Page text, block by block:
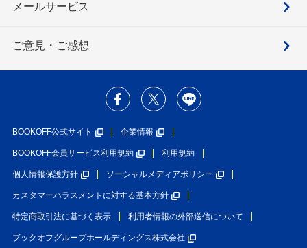
メールサービス
ご意見・ご感想
BOOKOFF公式サイト 企業情報
BOOKOFF会員サービス利用規約 利用規約
個人情報保護方針 ソーシャルメディアポリシー
カスタマーハラスメントに対する基本方針
特定商取引法に基づく表示 利用者情報の外部送信について
ブックオフグループホールディングス株式会社